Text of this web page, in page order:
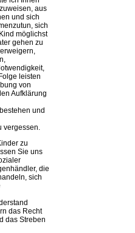
aus
und sich
sich
möglichst
gehen zu
leisten
von
Aufklärung
und
vergessen.
zu
Sie uns
die
sich
das Recht
das Streben